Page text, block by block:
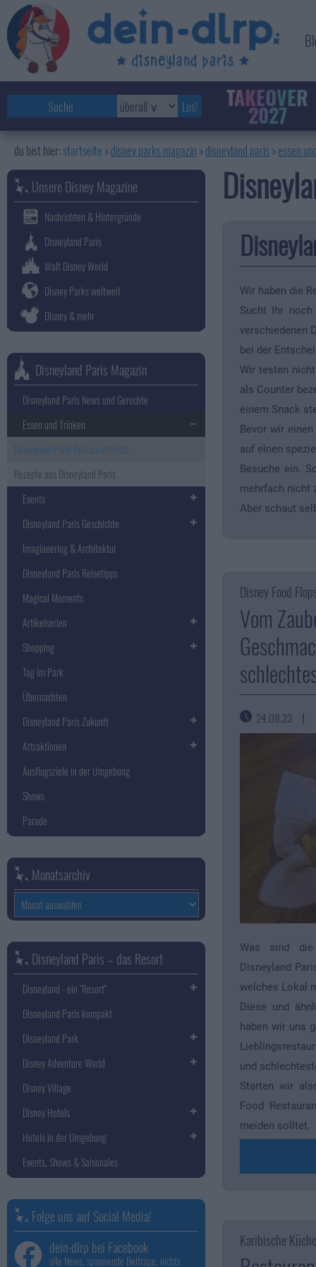
TAKEOVER
2027
startseite disney parks magazin >disneyland paris>essen
Wir haben die
Sucht Ihr
verschiedenen
bei der
Wir testen
als Counter
einem Snack
Bevor wir
auf einen
Besuche ein.
mehrfach nicht
Aber schaut
Disney Food
Vom
24.08.23
Was sind die
Disneyland
welches Lokal
Diese und
haben wir uns
und
Starten wir
Food
meiden solltet.
Karibische
Unsere Disney Magazine
Nachrichten & Hintergründe
Disneyland Paris
Walt Disney World
Disney Parks weltweit
Disney & mehr
Disneyland Paris Magazin
Disneyland Paris News und Gerüchte
Essen und Trinken
Disneyland Paris Restauranttests
Rezepte aus Disneyland Paris
Events
Disneyland Paris Geschichte
Imagineering & Architektur
Disneyland Paris Reisetipps
Magical Moments
Artikelserien
Shopping
Tag im Park
Übernachten
Disneyland Paris Zukunft
Attraktionen
Ausflugsziele in der Umgebung
Shows
Parade
Monatsarchiv
Monatsarchiv
Disneyland Paris – das Resort
Disneyland - ein "Resort"
Disneyland Paris kompakt
Disneyland Park
Disney Adventure World
Disney Village
Disney Hotels
Hotels in der Umgebung
Events, Shows & Saisonales
Folge uns auf Social Media!
dein-dlrp bei Facebook
alle News, spannende Beiträge, nichts